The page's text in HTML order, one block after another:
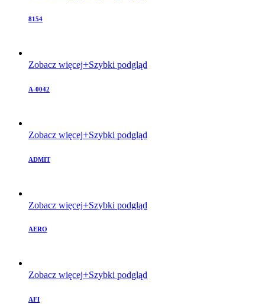
8154
Zobacz więcej Szybki podgląd
A-0042
Zobacz więcej Szybki podgląd
ADMIT
Zobacz więcej Szybki podgląd
AERO
Zobacz więcej Szybki podgląd
AFI